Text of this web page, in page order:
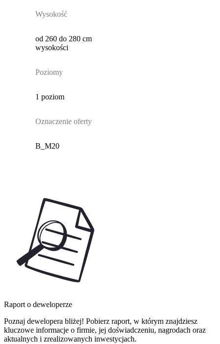
Wysokość
od 260 do 280 cm
wysokości
Poziomy
1 poziom
Oznaczenie oferty
B_M20
Raport o deweloperze
Poznaj dewelopera bliżej! Pobierz raport, w którym znajdziesz
kluczowe informacje o firmie, jej doświadczeniu, nagrodach oraz
aktualnych i zrealizowanych inwestycjach.